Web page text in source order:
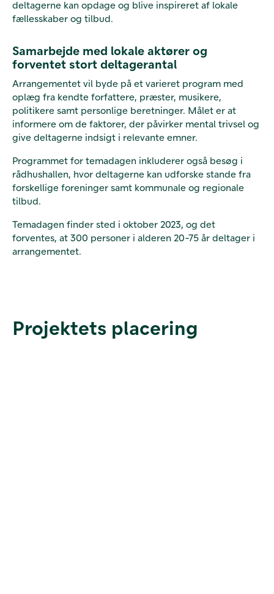
deltagerne kan opdage og blive inspireret af lokale
fællesskaber og tilbud.
Samarbejde med lokale aktører og
forventet stort deltagerantal
Arrangementet vil byde på et varieret program med
oplæg fra kendte forfattere, præster, musikere,
politikere samt personlige beretninger. Målet er at
informere om de faktorer, der påvirker mental trivsel og
give deltagerne indsigt i relevante emner.
Programmet for temadagen inkluderer også besøg i
rådhushallen, hvor deltagerne kan udforske stande fra
forskellige foreninger samt kommunale og regionale
tilbud.
Temadagen finder sted i oktober 2023, og det
forventes, at 300 personer i alderen 20-75 år deltager i
arrangementet.
Projektets placering